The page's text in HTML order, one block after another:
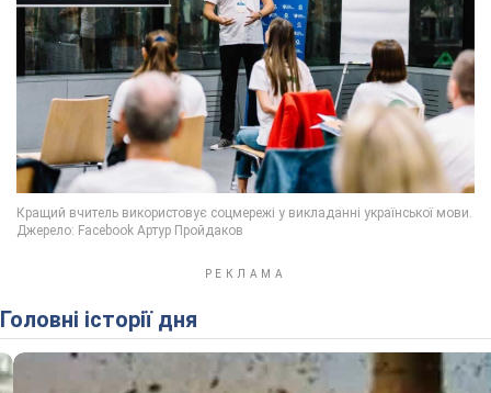
Головні історії дня